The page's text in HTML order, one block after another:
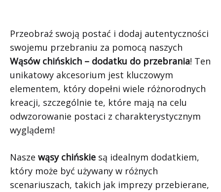
Przeobraź swoją postać i dodaj autentyczności
swojemu przebraniu za pomocą naszych
Wąsów chińskich – dodatku do przebrania! Ten
unikatowy akcesorium jest kluczowym
elementem, który dopełni wiele różnorodnych
kreacji, szczególnie te, które mają na celu
odwzorowanie postaci z charakterystycznym
wyglądem!
Nasze wąsy chińskie są idealnym dodatkiem,
który może być używany w różnych
scenariuszach, takich jak imprezy przebierane,